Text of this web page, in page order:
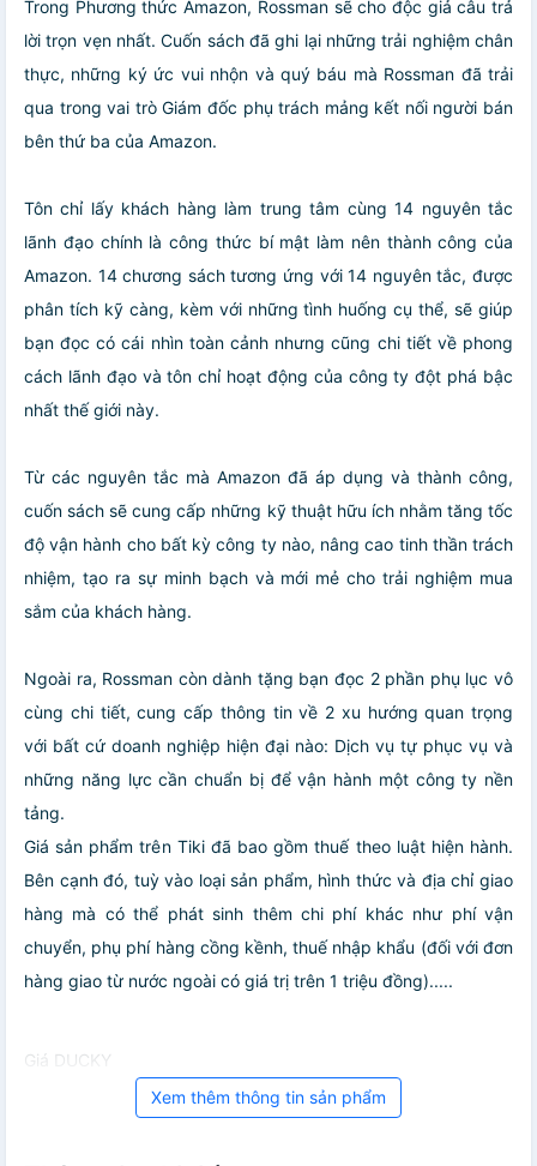
Trong Phương thức Amazon, Rossman sẽ cho độc giả câu trả
lời trọn vẹn nhất. Cuốn sách đã ghi lại những trải nghiệm chân
thực, những ký ức vui nhộn và quý báu mà Rossman đã trải
qua trong vai trò Giám đốc phụ trách mảng kết nối người bán
bên thứ ba của Amazon.
Tôn chỉ lấy khách hàng làm trung tâm cùng 14 nguyên tắc
lãnh đạo chính là công thức bí mật làm nên thành công của
Amazon. 14 chương sách tương ứng với 14 nguyên tắc, được
phân tích kỹ càng, kèm với những tình huống cụ thể, sẽ giúp
bạn đọc có cái nhìn toàn cảnh nhưng cũng chi tiết về phong
cách lãnh đạo và tôn chỉ hoạt động của công ty đột phá bậc
nhất thế giới này.
Từ các nguyên tắc mà Amazon đã áp dụng và thành công,
cuốn sách sẽ cung cấp những kỹ thuật hữu ích nhằm tăng tốc
độ vận hành cho bất kỳ công ty nào, nâng cao tinh thần trách
nhiệm, tạo ra sự minh bạch và mới mẻ cho trải nghiệm mua
sắm của khách hàng.
Ngoài ra, Rossman còn dành tặng bạn đọc 2 phần phụ lục vô
cùng chi tiết, cung cấp thông tin về 2 xu hướng quan trọng
với bất cứ doanh nghiệp hiện đại nào: Dịch vụ tự phục vụ và
những năng lực cần chuẩn bị để vận hành một công ty nền
tảng.
Giá sản phẩm trên Tiki đã bao gồm thuế theo luật hiện hành.
Bên cạnh đó, tuỳ vào loại sản phẩm, hình thức và địa chỉ giao
hàng mà có thể phát sinh thêm chi phí khác như phí vận
chuyển, phụ phí hàng cồng kềnh, thuế nhập khẩu (đối với đơn
hàng giao từ nước ngoài có giá trị trên 1 triệu đồng).....
Giá DUCKY
Xem thêm thông tin sản phẩm